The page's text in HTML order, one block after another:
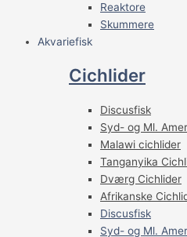
Reaktore
Skummere
Akvariefisk
Cichlider
Discusfisk
Syd- og Ml.
Malawi cichlider
Tanganyika
Dværg Cichlider
Afrikanske
Discusfisk
Syd- og Ml.